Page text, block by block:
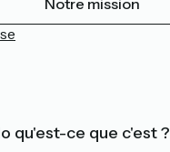
Notre mission
qu'est-ce que c'est ?